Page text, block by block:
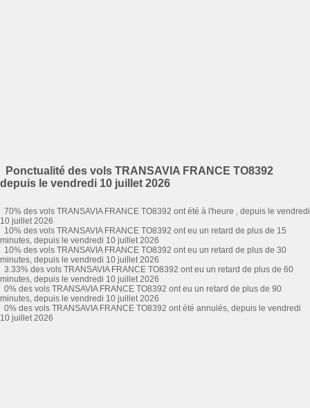
Ponctualité des vols TRANSAVIA FRANCE TO8392
depuis le vendredi 10 juillet 2026
70% des vols TRANSAVIA FRANCE TO8392 ont été à l'heure , depuis le vendredi
10 juillet 2026
10% des vols TRANSAVIA FRANCE TO8392 ont eu un retard de plus de 15
minutes, depuis le vendredi 10 juillet 2026
10% des vols TRANSAVIA FRANCE TO8392 ont eu un retard de plus de 30
minutes, depuis le vendredi 10 juillet 2026
3.33% des vols TRANSAVIA FRANCE TO8392 ont eu un retard de plus de 60
minutes, depuis le vendredi 10 juillet 2026
0% des vols TRANSAVIA FRANCE TO8392 ont eu un retard de plus de 90
minutes, depuis le vendredi 10 juillet 2026
0% des vols TRANSAVIA FRANCE TO8392 ont été annulés, depuis le vendredi
10 juillet 2026